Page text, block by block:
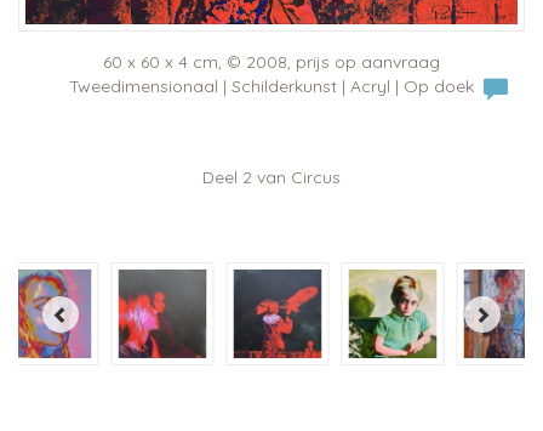
60 x 60 x 4 cm, © 2008, prijs op aanvraag
Tweedimensionaal | Schilderkunst | Acryl | Op doek
Deel 2 van Circus